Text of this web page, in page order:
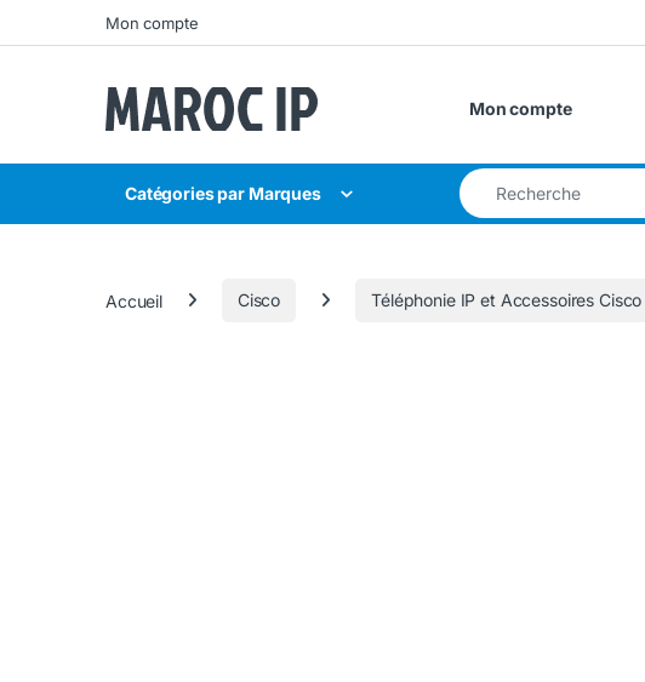
Skip to navigation
Skip to contentMon compte
Mon compte
Catégories par Marques
Search for:
Accueil Cisco Téléphonie IP et Accessoires Cisco